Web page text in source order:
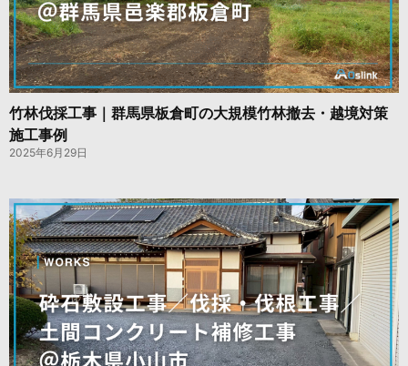
竹林伐採工事｜群馬県板倉町の大規模竹林撤去・越境対策
施工事例
2025年6月29日